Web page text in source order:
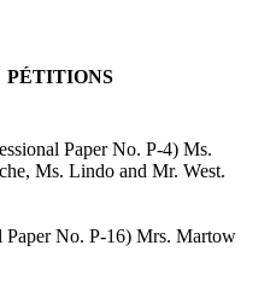
PÉTITIONS
Paper No. P-4) Ms.
Ms. Lindo and Mr. West.
Paper No. P-16) Mrs. Martow